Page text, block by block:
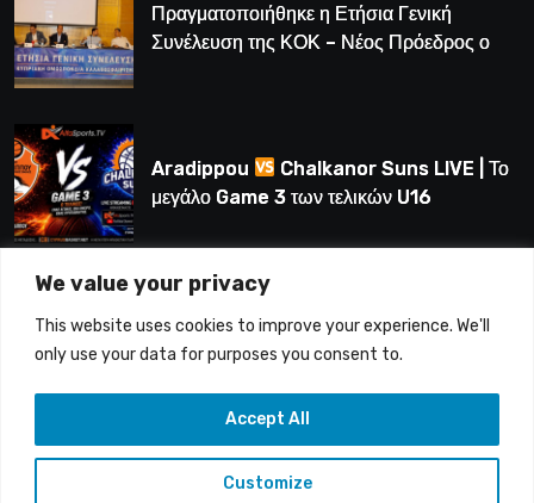
We value your privacy
This website uses cookies to improve your experience. We'll
only use your data for purposes you consent to.
Customize
Accept All
Πραγματοποιήθηκε η Ετήσια Γενική
Συνέλευση της ΚΟΚ – Νέος Πρόεδρος ο
Aradippou
Chalkanor Suns LIVE | Το
μεγάλο Game 3 των τελικών U16
LIVE | Ύδρα Ασφαλιστική ΕΝΑΔ vs
Άτλαντας Πάφου